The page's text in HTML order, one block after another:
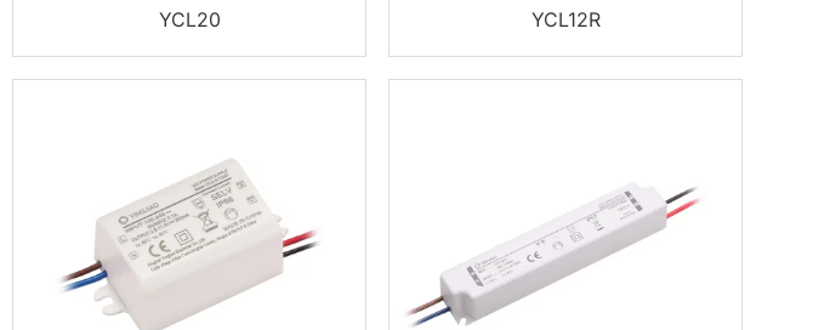
YCL20 YCL12R